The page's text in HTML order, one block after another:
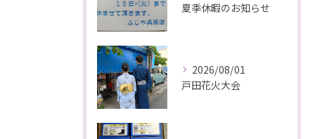
夏季休暇のお知らせ
2026/08/01
戸田花火大会